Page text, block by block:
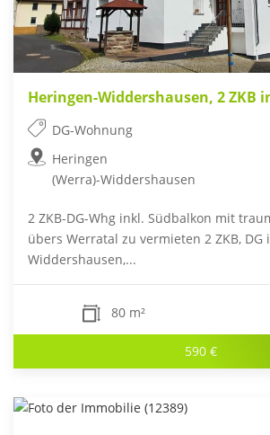
Heringen-Widdershausen, 2 ZKB
DG-Wohnung
Heringen
(Werra)-Widdershausen
2 ZKB-DG-Whg inkl. Südbalkon mit
übers Werratal zu vermieten 2 ZKB,
Widdershausen,...
80 m²
590 €